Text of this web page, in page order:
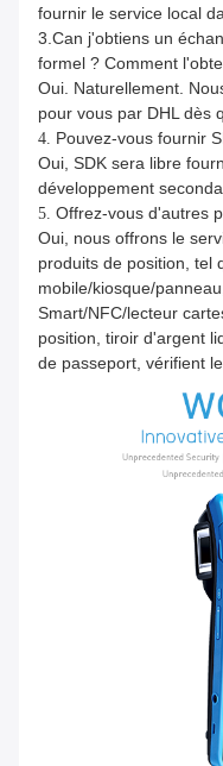
fournir le service local
3.Can j'obtiens un
formel ? Comment
Oui. Naturellement.
pour vous par DHL dès
4. Pouvez-vous fournir
Oui, SDK sera libre
développement
5. Offrez-vous d'autres
Oui, nous offrons le
produits de position, tel
mobile/kiosque/
Smart/NFC/lecteur
position, tiroir d'argent
de passeport, vérifient